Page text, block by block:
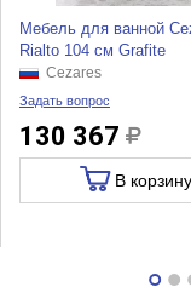
Мебель для ванной
Rialto 104 см Grafite
Cezares
Задать вопрос
130 367
В корзину